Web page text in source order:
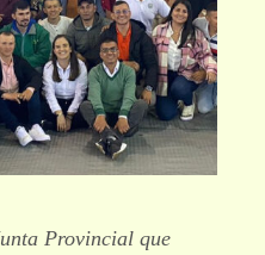
Provincial que